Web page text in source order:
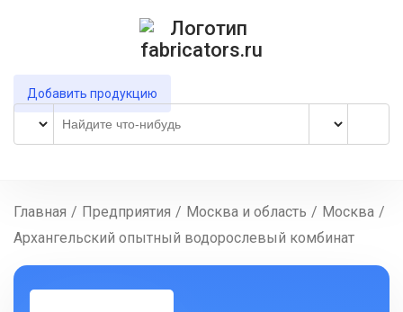
Добавить продукцию
Главная / Предприятия / Москва и область / Москва /
Архангельский опытный водорослевый комбинат